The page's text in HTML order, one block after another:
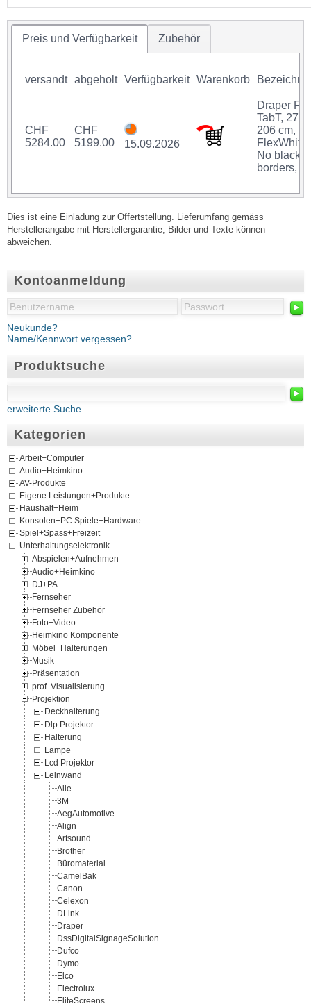
Kontoanmeldung
►
Neukunde?
Name/Kennwort vergessen?
Produktsuche
►
erweiterte Suche
Kategorien
Arbeit+Computer
Audio+Heimkino
AV-Produkte
Eigene Leistungen+Produkte
Haushalt+Heim
Konsolen+PC Spiele+Hardware
Spiel+Spass+Freizeit
Unterhaltungselektronik
Abspielen+Aufnehmen
Audio+Heimkino
DJ+PA
Fernseher
Fernseher Zubehör
Foto+Video
Heimkino Komponente
Möbel+Halterungen
Musik
Präsentation
prof. Visualisierung
Projektion
Deckhalterung
Dlp Projektor
Halterung
Lampe
Lcd Projektor
Leinwand
Alle
3M
AegAutomotive
Align
Artsound
Brother
Büromaterial
CamelBak
Canon
Celexon
DLink
Draper
DssDigitalSignageSolution
Dufco
Dymo
Elco
Electrolux
EliteScreens
Preis und Verfügbarkeit Zubehör
versandt abgeholt Verfügbarkeit Warenkorb
CHF
5284.00
CHF
5199.00
15.09.2026
Draper
TabT, 275
206 cm,
FlexWhite,
No black
borders,
Dies ist eine Einladung zur Offertstellung. Lieferumfang gemäss
Herstellerangabe mit Herstellergarantie; Bilder und Texte können
abweichen.